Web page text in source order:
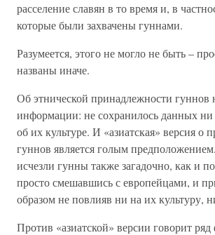
расселение славян в то время и, в
которые были захвачены гуннами.
Разумеется, этого не могло не быть –
названы иначе.
Об этнической принадлежности гуннов
информации: не сохранилось данных
об их культуре. И «азиатская» версия о
гуннов является голым
исчезли гунны также загадочно, как и
просто смешавшись с европейцами, и
образом не повлияв ни на их культуру,
Против «азиатской» версии говорит ряд